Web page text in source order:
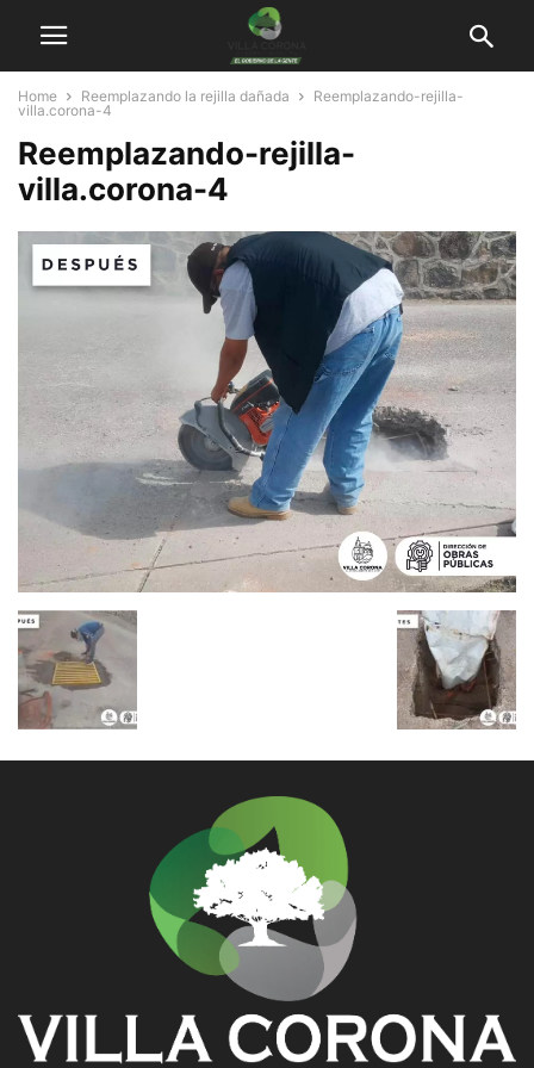
Home Reemplazando la rejilla dañada
Reemplazando-rejilla-
villa.corona-4
Reemplazando-rejilla-
villa.corona-4